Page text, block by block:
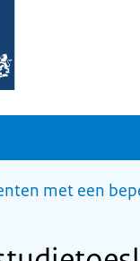
met een